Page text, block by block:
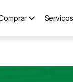
Serviços